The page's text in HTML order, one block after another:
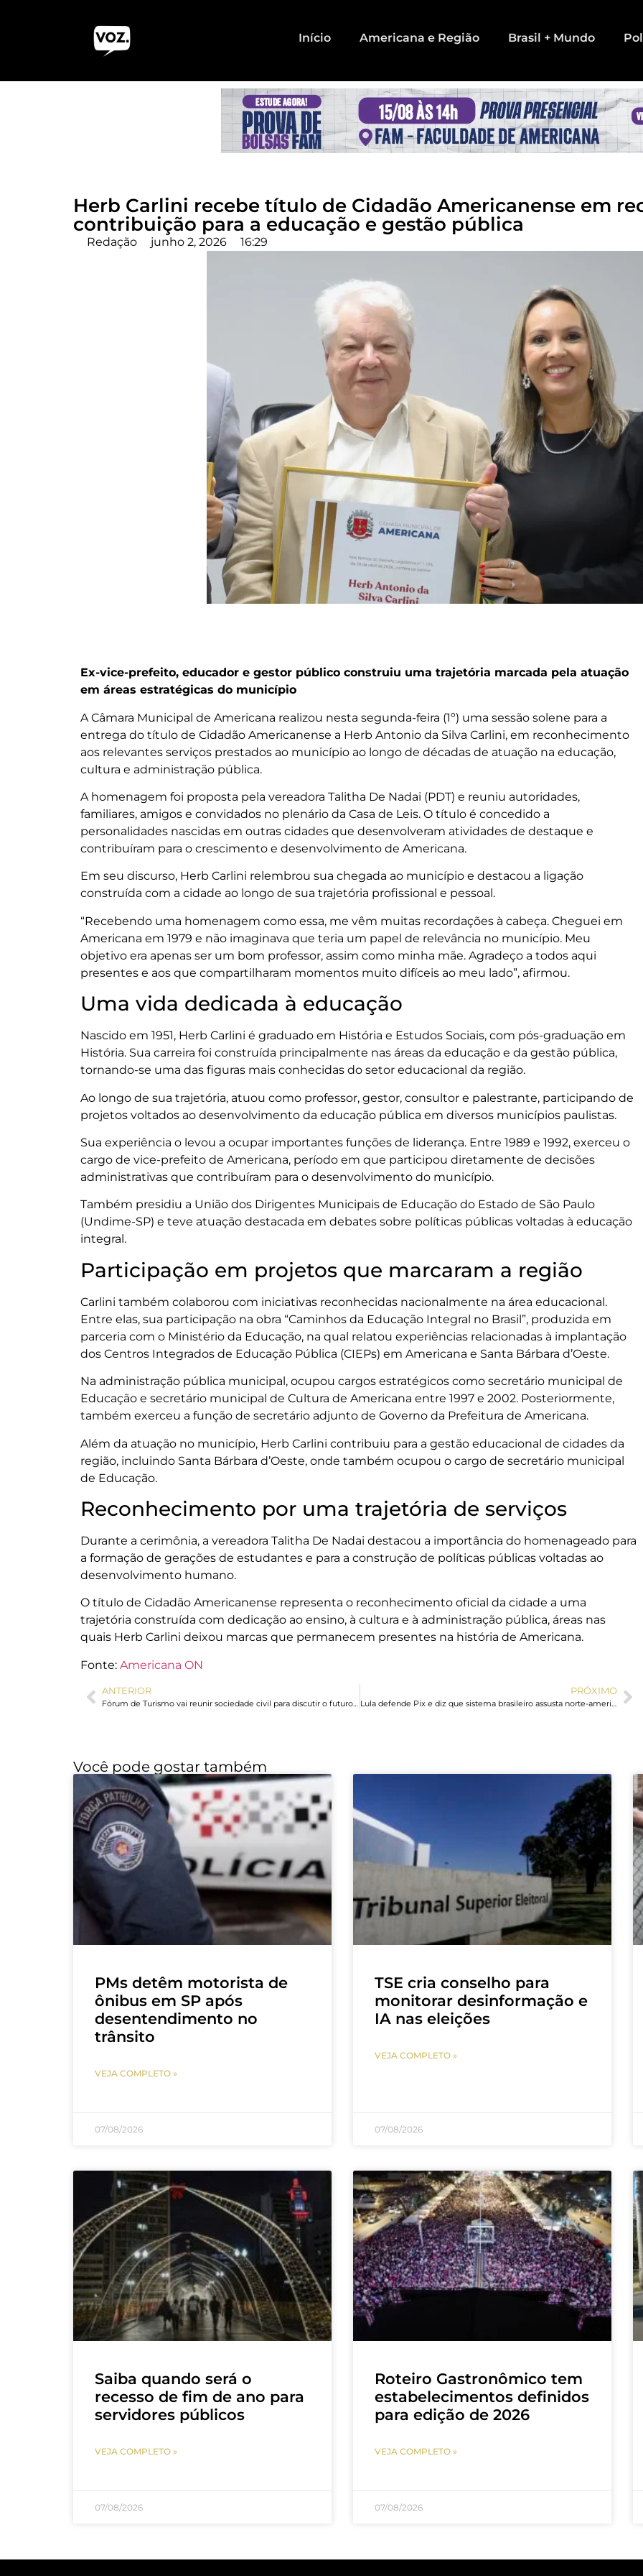
Início Americana e Região Brasil + Mundo
Herb Carlini recebe título de Cidadão Americanense em
contribuição para a educação e gestão pública
Redação junho 2, 2026 16:29
Ex-vice-prefeito, educador e gestor público construiu uma trajetória marcada pela atuação
em áreas estratégicas do município
A Câmara Municipal de Americana realizou nesta segunda-feira (1º) uma sessão solene para a
entrega do título de Cidadão Americanense a Herb Antonio da Silva Carlini, em reconhecimento
aos relevantes serviços prestados ao município ao longo de décadas de atuação na educação,
cultura e administração pública.
A homenagem foi proposta pela vereadora Talitha De Nadai (PDT) e reuniu autoridades,
familiares, amigos e convidados no plenário da Casa de Leis. O título é concedido a
personalidades nascidas em outras cidades que desenvolveram atividades de destaque e
contribuíram para o crescimento e desenvolvimento de Americana.
Em seu discurso, Herb Carlini relembrou sua chegada ao município e destacou a ligação
construída com a cidade ao longo de sua trajetória profissional e pessoal.
“Recebendo uma homenagem como essa, me vêm muitas recordações à cabeça. Cheguei em
Americana em 1979 e não imaginava que teria um papel de relevância no município. Meu
objetivo era apenas ser um bom professor, assim como minha mãe. Agradeço a todos aqui
presentes e aos que compartilharam momentos muito difíceis ao meu lado”, afirmou.
Uma vida dedicada à educação
Nascido em 1951, Herb Carlini é graduado em História e Estudos Sociais, com pós-graduação em
História. Sua carreira foi construída principalmente nas áreas da educação e da gestão pública,
tornando-se uma das figuras mais conhecidas do setor educacional da região.
Ao longo de sua trajetória, atuou como professor, gestor, consultor e palestrante, participando de
projetos voltados ao desenvolvimento da educação pública em diversos municípios paulistas.
Sua experiência o levou a ocupar importantes funções de liderança. Entre 1989 e 1992, exerceu o
cargo de vice-prefeito de Americana, período em que participou diretamente de decisões
administrativas que contribuíram para o desenvolvimento do município.
Também presidiu a União dos Dirigentes Municipais de Educação do Estado de São Paulo
(Undime-SP) e teve atuação destacada em debates sobre políticas públicas voltadas à educação
integral.
Participação em projetos que marcaram a região
Carlini também colaborou com iniciativas reconhecidas nacionalmente na área educacional.
Entre elas, sua participação na obra “Caminhos da Educação Integral no Brasil”, produzida em
parceria com o Ministério da Educação, na qual relatou experiências relacionadas à implantação
dos Centros Integrados de Educação Pública (CIEPs) em Americana e Santa Bárbara d’Oeste.
Na administração pública municipal, ocupou cargos estratégicos como secretário municipal de
Educação e secretário municipal de Cultura de Americana entre 1997 e 2002. Posteriormente,
também exerceu a função de secretário adjunto de Governo da Prefeitura de Americana.
Além da atuação no município, Herb Carlini contribuiu para a gestão educacional de cidades da
região, incluindo Santa Bárbara d’Oeste, onde também ocupou o cargo de secretário municipal
de Educação.
Reconhecimento por uma trajetória de serviços
Durante a cerimônia, a vereadora Talitha De Nadai destacou a importância do homenageado para
a formação de gerações de estudantes e para a construção de políticas públicas voltadas ao
desenvolvimento humano.
O título de Cidadão Americanense representa o reconhecimento oficial da cidade a uma
trajetória construída com dedicação ao ensino, à cultura e à administração pública, áreas nas
quais Herb Carlini deixou marcas que permanecem presentes na história de Americana.
Fonte: Americana ON
ANTERIOR
Fórum de Turismo vai reunir sociedade civil para discutir o futuro do setor em Americana
PRÓXIMO
Lula defende Pix e diz que sistema brasileiro assusta norte-americanos
Você pode gostar também
PMs detêm motorista de
ônibus em SP após
desentendimento no
trânsito
VEJA COMPLETO »
07/08/2026
TSE cria conselho para
monitorar desinformação e
IA nas eleições
VEJA COMPLETO »
07/08/2026
Saiba quando será o
recesso de fim de ano para
servidores públicos
VEJA COMPLETO »
07/08/2026
Roteiro Gastronômico tem
estabelecimentos definidos
para edição de 2026
VEJA COMPLETO »
07/08/2026